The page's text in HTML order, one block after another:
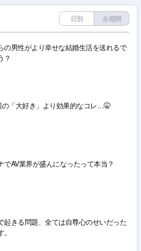
日別 全期間
の男性がより幸せな結婚生活を送れるで
？
の「大好き」より効果的なコレ…🤫
でAV業界が盛んになったって本当？
起きる問題、全ては自尊心のせいだった